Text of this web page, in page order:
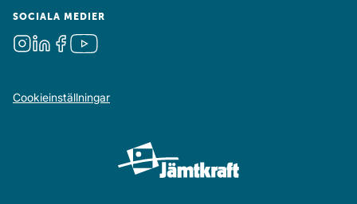
SOCIALA MEDIER
Cookieinställningar